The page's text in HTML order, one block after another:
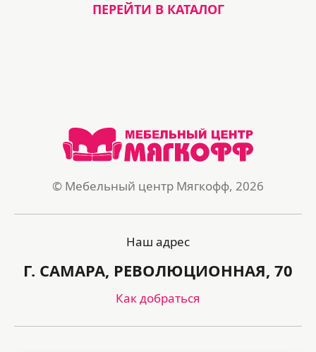
ПЕРЕЙТИ В КАТАЛОГ
© Мебельный центр Мягкофф, 2026
Наш адрес
Г. САМАРА, РЕВОЛЮЦИОННАЯ, 70
Как добраться